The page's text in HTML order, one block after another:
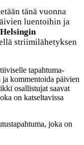
tänä vuonna
luentoihin ja
Helsingin
striimilähetyksen
tapahtuma-
kommentoida päivien
osallistujat saavat
on katseltavissa
joka on